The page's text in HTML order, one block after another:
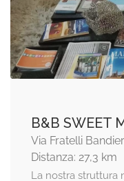
B&B SWEET
Via Fratelli
Distanza: 27,3 km
La nostra struttura